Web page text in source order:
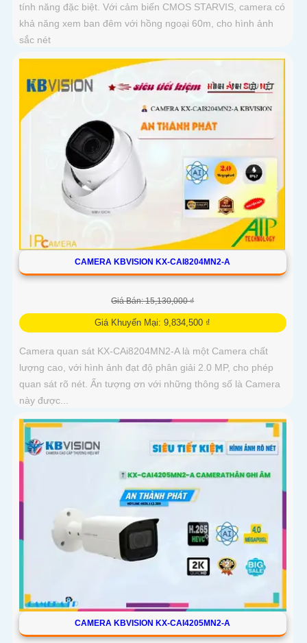
tính năng đặc biệt. Với cảm biến CMOS STARVIS, camera có
khả năng xem ban đêm với hồng ngoại 60m, cho hình ảnh
sắc nét
CAMERA KBVISION KX-CAI8204MN2-A
Giá Bán: 15,130,000 ₫
Giá Khuyến Mại: 9,834,500 ₫
Camera quan sát KX-CAi8204MN2-A là một Camera chất
lượng cao, với hình ảnh đạt độ phân giải 2.0 MP, cho phép
quan sát rõ nét. Ấn tượng ơn với những thông số là Camera
này được...
CAMERA KBVISION KX-CAI4205MN2-A